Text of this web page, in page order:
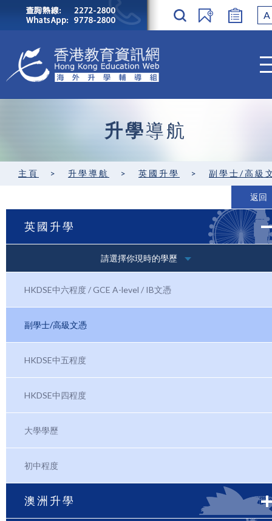
A
升學導航
主頁 > 升學導航 > 英國升學 > 副學士/高級
返回
英國升學
請選擇你現時的學歷
HKDSE中六程度 / GCE A-level / IB文憑
副學士/高級文憑
HKDSE中五程度
HKDSE中四程度
大學學歷
初中程度
澳洲升學